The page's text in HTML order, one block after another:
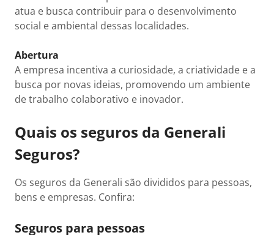
atua e busca contribuir para o desenvolvimento
social e ambiental dessas localidades.
Abertura
A empresa incentiva a curiosidade, a criatividade e a
busca por novas ideias, promovendo um ambiente
de trabalho colaborativo e inovador.
Quais os seguros da Generali
Seguros?
Os seguros da Generali são divididos para pessoas,
bens e empresas. Confira:
Seguros para pessoas